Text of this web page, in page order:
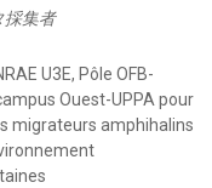
採集者
U3E, Pôle OFB-
Ouest-UPPA pour
migrateurs amphihalins